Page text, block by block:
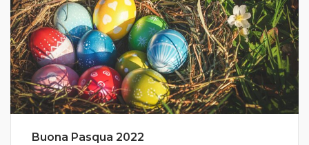
Buona Pasqua 2022